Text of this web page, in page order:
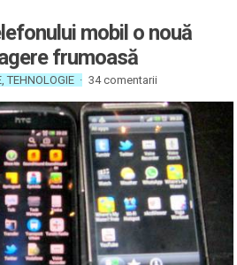
mobil o nouă
frumoasă
,TEHNOLOGIE · 34 comentarii